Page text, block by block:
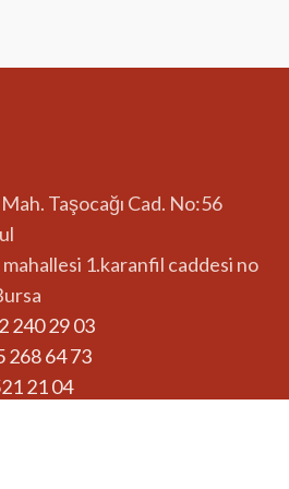
Taşocağı Cad. No:56
1.karanfil caddesi no
240 29 03
268 64 73
21 04